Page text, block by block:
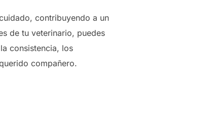
contribuyendo a un
de tu veterinario, puedes
consistencia, los
compañero.